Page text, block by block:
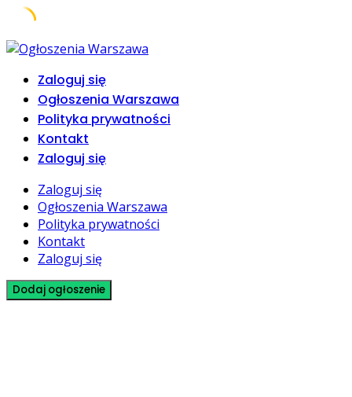
Skip
contentZaloguj się
Ogłoszenia Warszawa
Polityka prywatności
Kontakt
Zaloguj się
Zaloguj się
Ogłoszenia Warszawa
Polityka prywatności
Kontakt
Zaloguj się
Dodaj ogłoszenie